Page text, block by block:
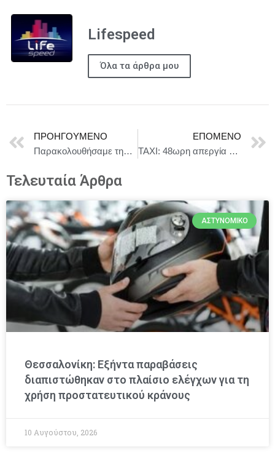
Lifespeed
Όλα τα άρθρα μου
ΠΡΟΗΓΟΎΜΕΝΟ
Παρακολουθήσαμε την παράσταση “ΜΑΡΤΥΡΙΑ ΜΙΑΣ ΚΛΕΜΜΕΝΗΣ ΕΦΗΒΕΙΑΣ” – Γράφει η Σοφία Σταθάτου
ΕΠΌΜΕΝΟ
TAXI: 48ωρη απεργία στις 3 και 4 Φεβρουαρίου
Τελευταία Άρθρα
ΑΣΤΥΝΟΜΙΚΌ
Θεσσαλονίκη: Εξήντα παραβάσεις
διαπιστώθηκαν στο πλαίσιο ελέγχων για τη
χρήση προστατευτικού κράνους
10 Αυγούστου, 2026